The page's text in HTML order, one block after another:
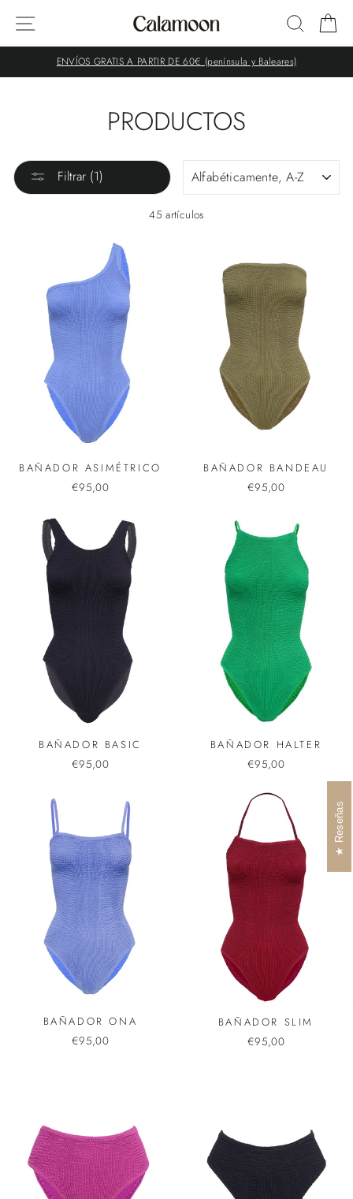
directamente
ENVÍOS GRATIS A PARTIR DE 60€ (península y Baleares)
PRODUCTOS
Filtrar (1)
45 artículos
BAÑADOR ASIMÉTRICO
€95,00
BAÑADOR BANDEAU
€95,00
BAÑADOR BASIC
€95,00
BAÑADOR HALTER
€95,00
BAÑADOR ONA
€95,00
BAÑADOR SLIM
€95,00
Reseñas